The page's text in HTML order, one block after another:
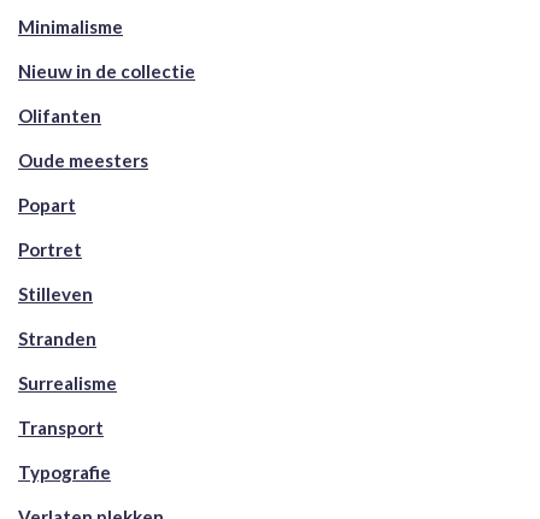
Minimalisme
Nieuw in de collectie
Olifanten
Oude meesters
Popart
Portret
Stilleven
Stranden
Surrealisme
Transport
Typografie